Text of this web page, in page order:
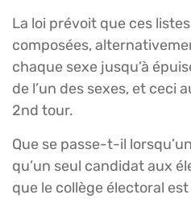
La loi prévoit que ces
composées,
chaque sexe jusqu’à
de l’un des sexes, et ceci
2nd tour.
Que se passe-t-il
qu’un seul candidat aux
que le collège électoral